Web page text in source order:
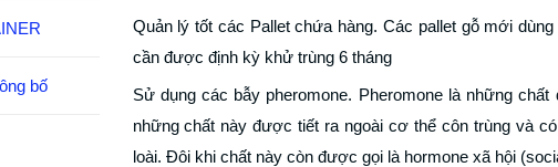
Quản lý tốt các Pallet chứa hàng. Các pallet gỗ mới
cần được định kỳ khử trùng 6 tháng
Sử dụng các bẫy pheromone. Pheromone là những
những chất này được tiết ra ngoài cơ thể côn trùng và
loài. Đôi khi chất này còn được gọi là hormone xã hội
bố